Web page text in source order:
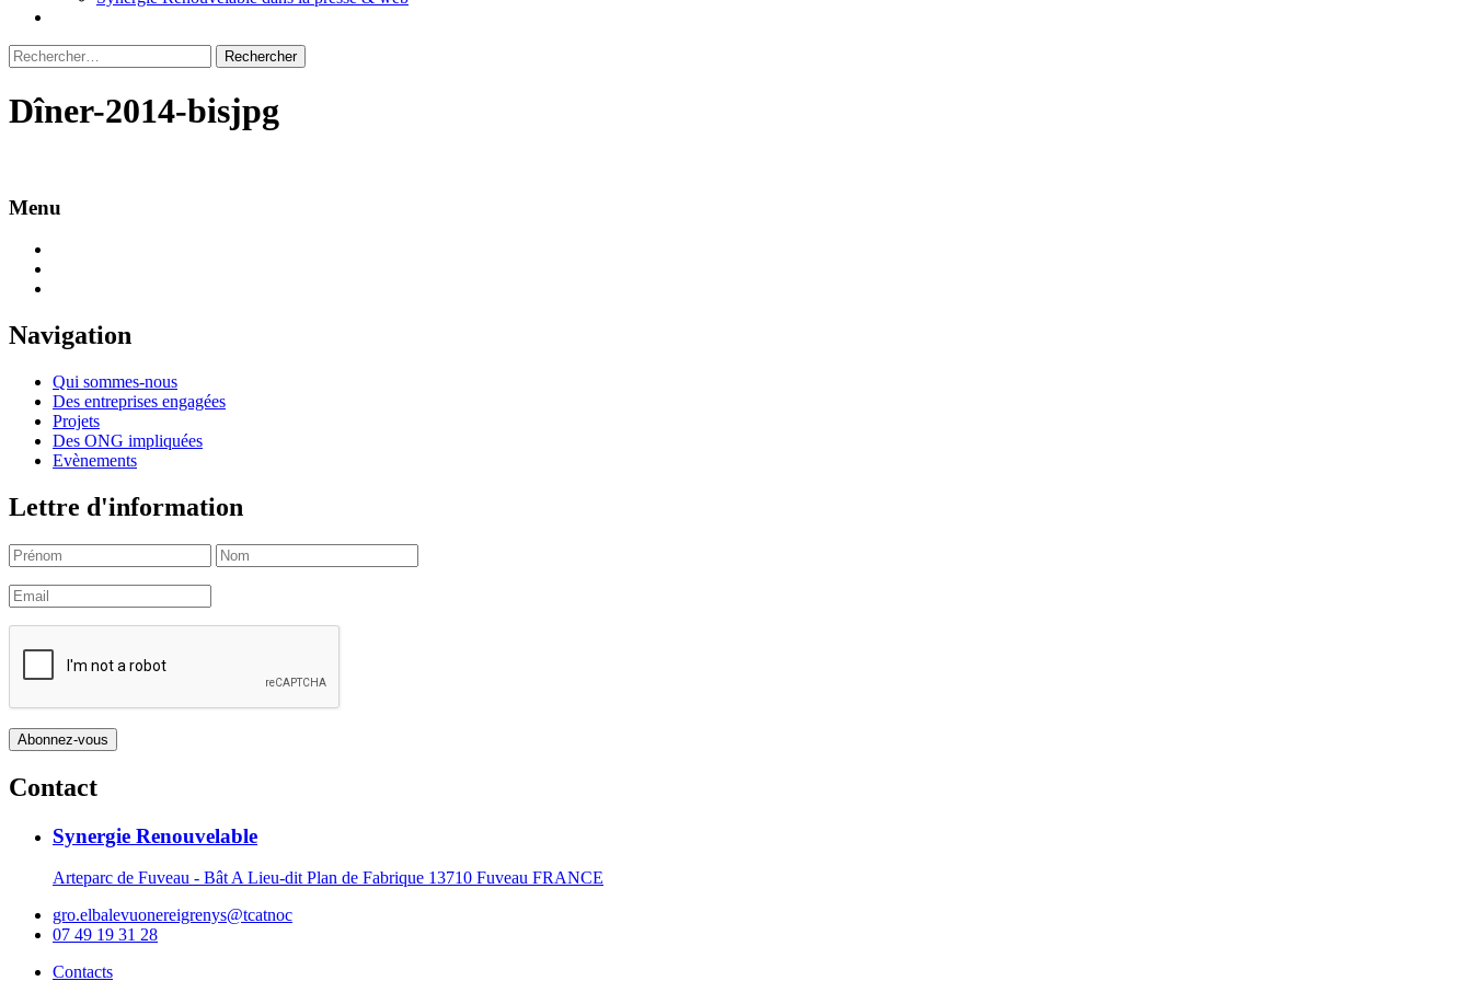
Rechercher :
Dîner-2014-bisjpg
Menu
Navigation
Qui sommes-nous
Des entreprises engagées
Projets
Des ONG impliquées
Evènements
Lettre d'information
Contact
Synergie Renouvelable
Arteparc de Fuveau - Bât A Lieu-dit Plan de Fabrique 13710 Fuveau FRANCE
gro.elbalevuonereigrenys@tcatnoc
07 49 19 31 28
Contacts